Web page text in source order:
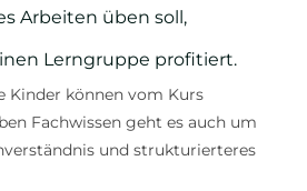
Arbeiten üben soll,
Lerngruppe profitiert.
Kinder können vom Kurs
Fachwissen geht es auch um
und strukturierteres